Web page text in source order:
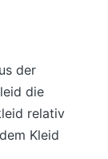
der
die
relativ
Kleid